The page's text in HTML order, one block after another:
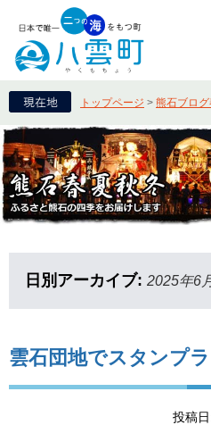
トップページ > 熊石ブロ
日別アーカイブ: 2025年6
雲石団地でスタンプ
投稿